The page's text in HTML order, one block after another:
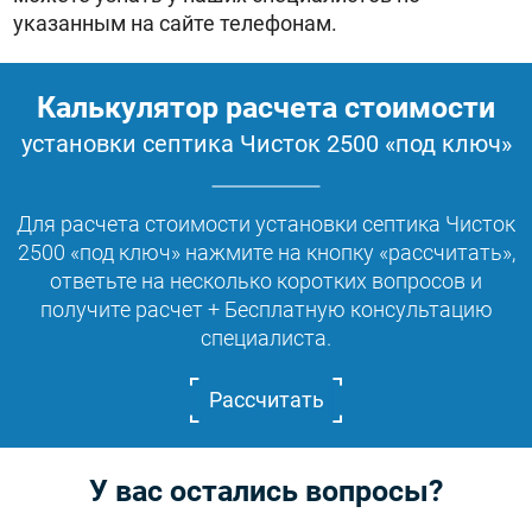
указанным на сайте телефонам.
Калькулятор расчета стоимости
установки септика Чисток 2500 «под ключ»
Для расчета стоимости установки септика Чисток
2500 «под ключ» нажмите на кнопку «рассчитать»,
ответьте на несколько коротких вопросов и
получите расчет + Бесплатную консультацию
специалиста.
Рассчитать
У вас остались вопросы?